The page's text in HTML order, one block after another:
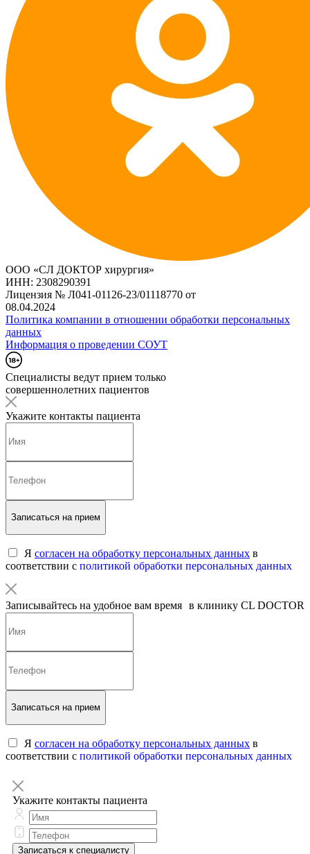
ООО «СЛ ДОКТОР хирургия»
ИНН: 2308290391
Лицензия № Л041-01126-23/01118770 от
08.04.2024
Политика компании в отношении обработки персональных
данных
Информация о проведении СОУТ
Специалисты ведут прием только
совершеннолетних пациентов
Укажите контакты пациента
Записаться на прием
Я согласен на обработку персональных данных в
соответствии с политикой обработки персональных данных
Записывайтесь на удобное вам время в клинику CL DOCTOR
Записаться на прием
Я согласен на обработку персональных данных в
соответствии с политикой обработки персональных данных
Укажите контакты пациента
Записаться к специалисту